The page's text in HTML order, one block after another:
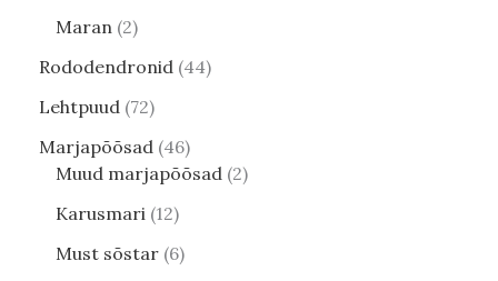
Maran 2
Rododendronid 44
Lehtpuud 72
Marjapõõsad 46
Muud marjapõõsad 2
Karusmari 12
Must sõstar 6